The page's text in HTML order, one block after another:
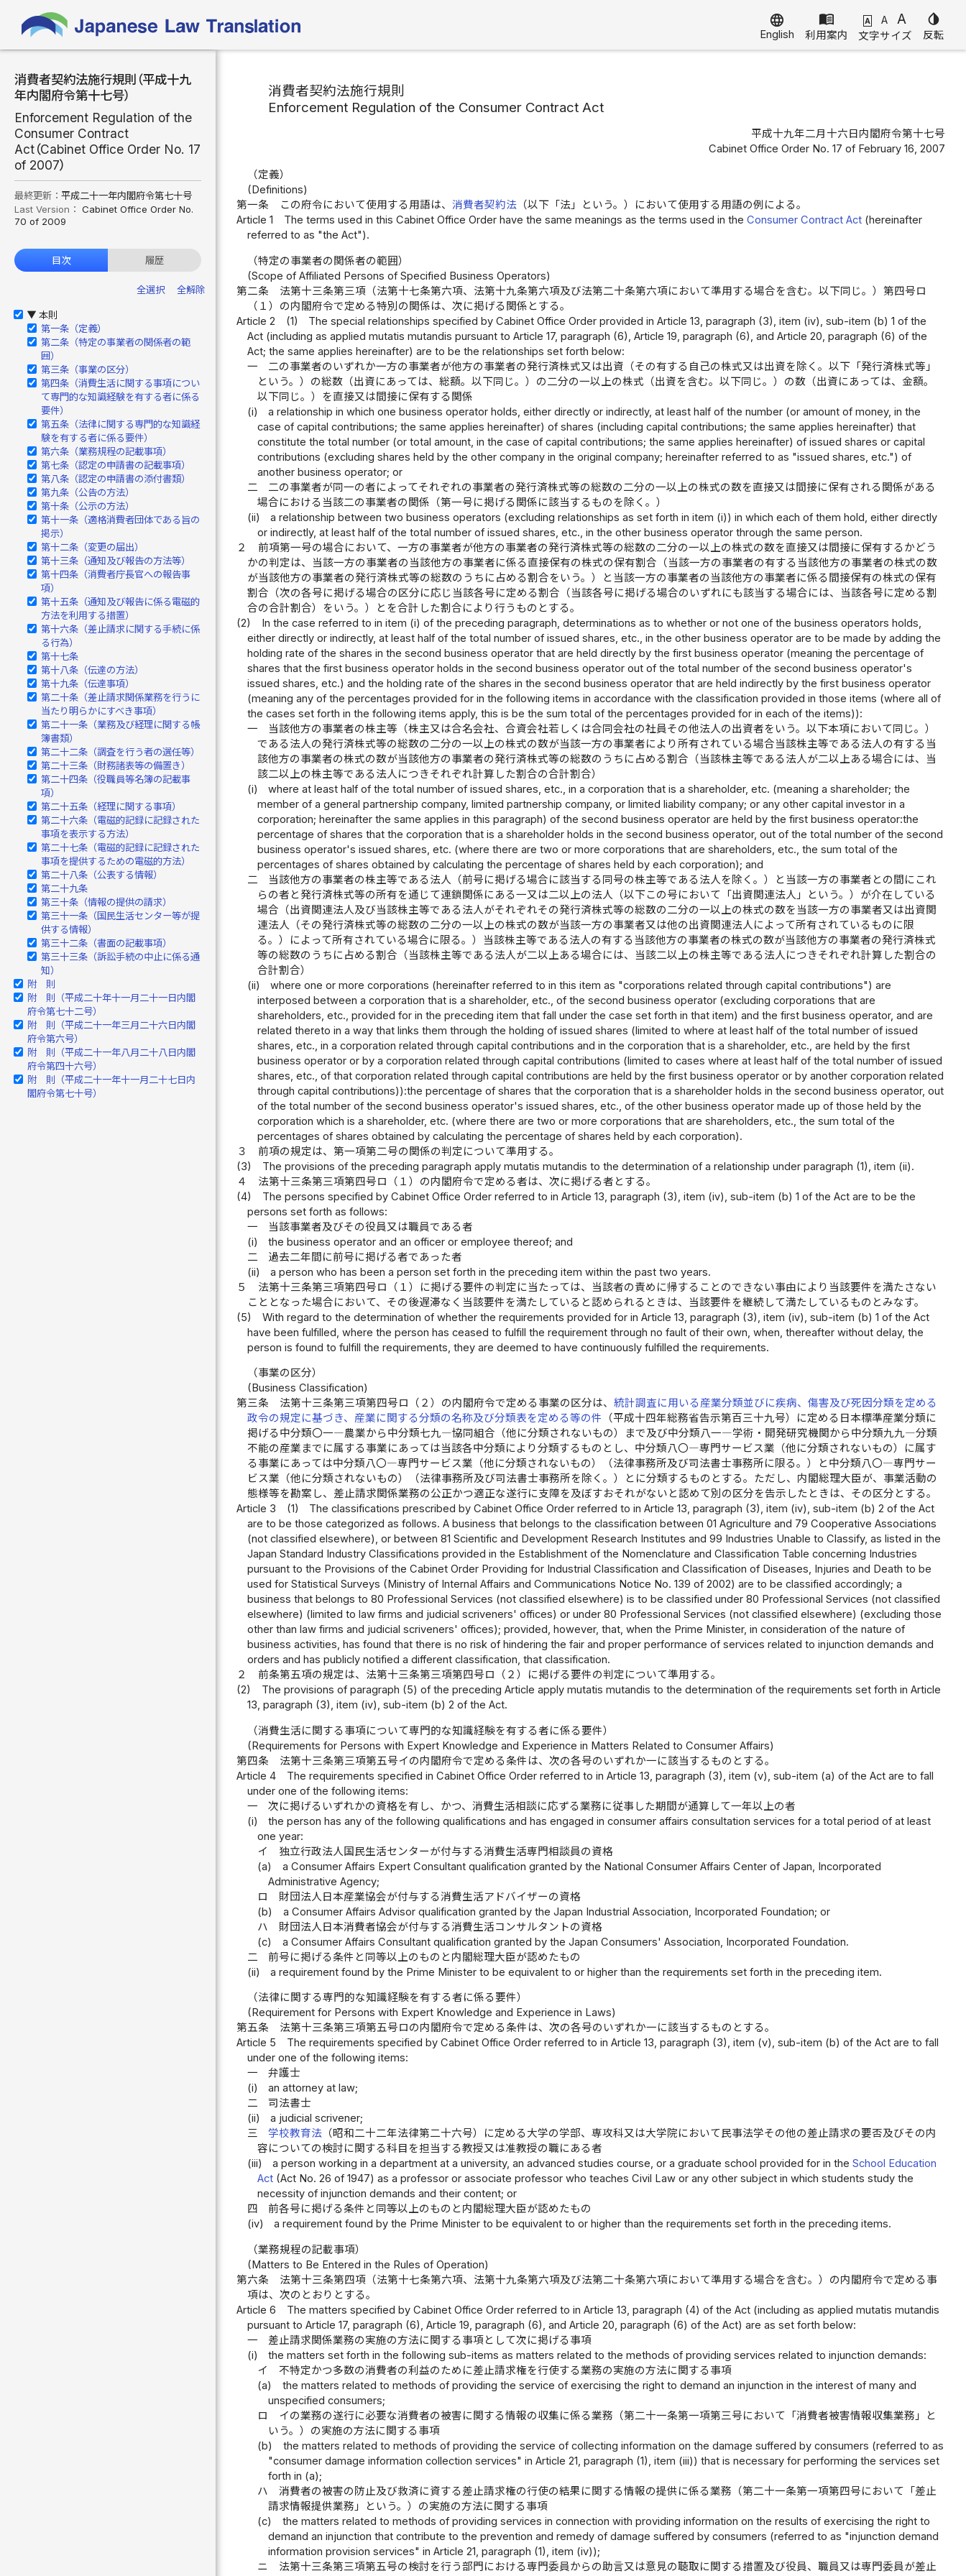
language
English
menu_book
利用案内
A A A
文字サイズ
invert_colors
反転
消費者契約法施行規則（平成十九
年内閣府令第十七号）
Enforcement Regulation of the
Consumer Contract
Act（Cabinet Office Order No. 17
of 2007）
最終更新： 平成二十一年内閣府令第七十号
Last Version： Cabinet Office Order No.
70 of 2009
目次 履歴
全選択 全解除
▶ 本則
第一条（定義）
第二条（特定の事業者の関係者の範
囲）
第三条（事業の区分）
第四条（消費生活に関する事項につい
て専門的な知識経験を有する者に係る
要件）
第五条（法律に関する専門的な知識経
験を有する者に係る要件）
第六条（業務規程の記載事項）
第七条（認定の申請書の記載事項）
第八条（認定の申請書の添付書類）
第九条（公告の方法）
第十条（公示の方法）
第十一条（適格消費者団体である旨の
掲示）
第十二条（変更の届出）
第十三条（通知及び報告の方法等）
第十四条（消費者庁長官への報告事
項）
第十五条（通知及び報告に係る電磁的
方法を利用する措置）
第十六条（差止請求に関する手続に係
る行為）
第十七条
第十八条（伝達の方法）
第十九条（伝達事項）
第二十条（差止請求関係業務を行うに
当たり明らかにすべき事項）
第二十一条（業務及び経理に関する帳
簿書類）
第二十二条（調査を行う者の選任等）
第二十三条（財務諸表等の備置き）
第二十四条（役職員等名簿の記載事
項）
第二十五条（経理に関する事項）
第二十六条（電磁的記録に記録された
事項を表示する方法）
第二十七条（電磁的記録に記録された
事項を提供するための電磁的方法）
第二十八条（公表する情報）
第二十九条
第三十条（情報の提供の請求）
第三十一条（国民生活センター等が提
供する情報）
第三十二条（書面の記載事項）
第三十三条（訴訟手続の中止に係る通
知）
附 則
附 則（平成二十年十一月二十一日内閣
府令第七十二号）
附 則（平成二十一年三月二十六日内閣
府令第六号）
附 則（平成二十一年八月二十八日内閣
府令第四十六号）
附 則（平成二十一年十一月二十七日内
閣府令第七十号）
消費者契約法施行規則
Enforcement Regulation of the Consumer Contract Act
平成十九年二月十六日内閣府令第十七号
Cabinet Office Order No. 17 of February 16, 2007
（定義）
(Definitions)
第一条
この府令において使用する用語は、 消費者契約法（以下「法」という。）において使用する用語の例による。
Article 1
The terms used in this Cabinet Office Order have the same meanings as the terms used in the Consumer Contract Act(hereinafter
referred to as "the Act").
（特定の事業者の関係者の範囲）
(Scope of Affiliated Persons of Specified Business Operators)
第二条
法第十三条第三項（法第十七条第六項、法第十九条第六項及び法第二十条第六項において準用する場合を含む。以下同じ。）第四号ロ
（１）の内閣府令で定める特別の関係は、次に掲げる関係とする。
Article 2
(1)
The special relationships specified by Cabinet Office Order provided in Article 13, paragraph (3), item (iv), sub-item (b) 1 of the
Act (including as applied mutatis mutandis pursuant to Article 17, paragraph (6), Article 19, paragraph (6), and Article 20, paragraph (6) of the
Act; the same applies hereinafter) are to be the relationships set forth below:
一
二の事業者のいずれか一方の事業者が他方の事業者の発行済株式又は出資（その有する自己の株式又は出資を除く。以下「発行済株式等」
という。）の総数（出資にあっては、総額。以下同じ。）の二分の一以上の株式（出資を含む。以下同じ。）の数（出資にあっては、金額。
以下同じ。）を直接又は間接に保有する関係
(i)
a relationship in which one business operator holds, either directly or indirectly, at least half of the number (or amount of money, in the
case of capital contributions; the same applies hereinafter) of shares (including capital contributions; the same applies hereinafter) that
constitute the total number (or total amount, in the case of capital contributions; the same applies hereinafter) of issued shares or capital
contributions (excluding shares held by the other company in the original company; hereinafter referred to as "issued shares, etc.") of
another business operator; or
二
二の事業者が同一の者によってそれぞれの事業者の発行済株式等の総数の二分の一以上の株式の数を直接又は間接に保有される関係がある
場合における当該二の事業者の関係（第一号に掲げる関係に該当するものを除く。）
(ii)
a relationship between two business operators (excluding relationships as set forth in item (i)) in which each of them hold, either directly
or indirectly, at least half of the total number of issued shares, etc., in the other business operator through the same person.
２
前項第一号の場合において、一方の事業者が他方の事業者の発行済株式等の総数の二分の一以上の株式の数を直接又は間接に保有するかどう
かの判定は、当該一方の事業者の当該他方の事業者に係る直接保有の株式の保有割合（当該一方の事業者の有する当該他方の事業者の株式の数
が当該他方の事業者の発行済株式等の総数のうちに占める割合をいう。）と当該一方の事業者の当該他方の事業者に係る間接保有の株式の保有
割合（次の各号に掲げる場合の区分に応じ当該各号に定める割合（当該各号に掲げる場合のいずれにも該当する場合には、当該各号に定める割
合の合計割合）をいう。）とを合計した割合により行うものとする。
(2)
In the case referred to in item (i) of the preceding paragraph, determinations as to whether or not one of the business operators holds,
either directly or indirectly, at least half of the total number of issued shares, etc., in the other business operator are to be made by adding the
holding rate of the shares in the second business operator that are held directly by the first business operator (meaning the percentage of
shares that the first business operator holds in the second business operator out of the total number of the second business operator's
issued shares, etc.) and the holding rate of the shares in the second business operator that are held indirectly by the first business operator
(meaning any of the percentages provided for in the following items in accordance with the classification provided in those items (where all of
the cases set forth in the following items apply, this is be the sum total of the percentages provided for in each of the items)):
一
当該他方の事業者の株主等（株主又は合名会社、合資会社若しくは合同会社の社員その他法人の出資者をいう。以下本項において同じ。）
である法人の発行済株式等の総数の二分の一以上の株式の数が当該一方の事業者により所有されている場合当該株主等である法人の有する当
該他方の事業者の株式の数が当該他方の事業者の発行済株式等の総数のうちに占める割合（当該株主等である法人が二以上ある場合には、当
該二以上の株主等である法人につきそれぞれ計算した割合の合計割合）
(i)
where at least half of the total number of issued shares, etc., in a corporation that is a shareholder, etc. (meaning a shareholder; the
member of a general partnership company, limited partnership company, or limited liability company; or any other capital investor in a
corporation; hereinafter the same applies in this paragraph) of the second business operator are held by the first business operator:the
percentage of shares that the corporation that is a shareholder holds in the second business operator, out of the total number of the second
business operator's issued shares, etc. (where there are two or more corporations that are shareholders, etc., the sum total of the
percentages of shares obtained by calculating the percentage of shares held by each corporation); and
二
当該他方の事業者の株主等である法人（前号に掲げる場合に該当する同号の株主等である法人を除く。）と当該一方の事業者との間にこれ
らの者と発行済株式等の所有を通じて連鎖関係にある一又は二以上の法人（以下この号において「出資関連法人」という。）が介在している
場合（出資関連法人及び当該株主等である法人がそれぞれその発行済株式等の総数の二分の一以上の株式の数を当該一方の事業者又は出資関
連法人（その発行済株式等の総数の二分の一以上の株式の数が当該一方の事業者又は他の出資関連法人によって所有されているものに限
る。）によって所有されている場合に限る。）当該株主等である法人の有する当該他方の事業者の株式の数が当該他方の事業者の発行済株式
等の総数のうちに占める割合（当該株主等である法人が二以上ある場合には、当該二以上の株主等である法人につきそれぞれ計算した割合の
合計割合）
(ii)
where one or more corporations (hereinafter referred to in this item as "corporations related through capital contributions") are
interposed between a corporation that is a shareholder, etc., of the second business operator (excluding corporations that are
shareholders, etc., provided for in the preceding item that fall under the case set forth in that item) and the first business operator, and are
related thereto in a way that links them through the holding of issued shares (limited to where at least half of the total number of issued
shares, etc., in a corporation related through capital contributions and in the corporation that is a shareholder, etc., are held by the first
business operator or by a corporation related through capital contributions (limited to cases where at least half of the total number of issued
shares, etc., of that corporation related through capital contributions are held by the first business operator or by another corporation related
through capital contributions)):the percentage of shares that the corporation that is a shareholder holds in the second business operator, out
of the total number of the second business operator's issued shares, etc., of the other business operator made up of those held by the
corporation which is a shareholder, etc. (where there are two or more corporations that are shareholders, etc., the sum total of the
percentages of shares obtained by calculating the percentage of shares held by each corporation).
３
前項の規定は、第一項第二号の関係の判定について準用する。
(3)
The provisions of the preceding paragraph apply mutatis mutandis to the determination of a relationship under paragraph (1), item (ii).
４
法第十三条第三項第四号ロ（１）の内閣府令で定める者は、次に掲げる者とする。
(4)
The persons specified by Cabinet Office Order referred to in Article 13, paragraph (3), item (iv), sub-item (b) 1 of the Act are to be the
persons set forth as follows:
一
当該事業者及びその役員又は職員である者
(i)
the business operator and an officer or employee thereof; and
二
過去二年間に前号に掲げる者であった者
(ii)
a person who has been a person set forth in the preceding item within the past two years.
５
法第十三条第三項第四号ロ（１）に掲げる要件の判定に当たっては、当該者の責めに帰することのできない事由により当該要件を満たさない
こととなった場合において、その後遅滞なく当該要件を満たしていると認められるときは、当該要件を継続して満たしているものとみなす。
(5)
With regard to the determination of whether the requirements provided for in Article 13, paragraph (3), item (iv), sub-item (b) 1 of the Act
have been fulfilled, where the person has ceased to fulfill the requirement through no fault of their own, when, thereafter without delay, the
person is found to fulfill the requirements, they are deemed to have continuously fulfilled the requirements.
（事業の区分）
(Business Classification)
第三条
法第十三条第三項第四号ロ（２）の内閣府令で定める事業の区分は、 統計調査に用いる産業分類並びに疾病、傷害及び死因分類を定める
政令の規定に基づき、産業に関する分類の名称及び分類表を定める等の件 （平成十四年総務省告示第百三十九号）に定める日本標準産業分類に
掲げる中分類〇一―農業から中分類七九―協同組合（他に分類されないもの）まで及び中分類八一―学術・開発研究機関から中分類九九―分類
不能の産業までに属する事業にあっては当該各中分類により分類するものとし、中分類八〇―専門サービス業（他に分類されないもの）に属す
る事業にあっては中分類八〇―専門サービス業（他に分類されないもの）（法律事務所及び司法書士事務所に限る。）と中分類八〇―専門サー
ビス業（他に分類されないもの）（法律事務所及び司法書士事務所を除く。）とに分類するものとする。ただし、内閣総理大臣が、事業活動の
態様等を勘案し、差止請求関係業務の公正かつ適正な遂行に支障を及ぼすおそれがないと認めて別の区分を告示したときは、その区分とする。
Article 3
(1)
The classifications prescribed by Cabinet Office Order referred to in Article 13, paragraph (3), item (iv), sub-item (b) 2 of the Act
are to be those categorized as follows. A business that belongs to the classification between 01 Agriculture and 79 Cooperative Associations
(not classified elsewhere), or between 81 Scientific and Development Research Institutes and 99 Industries Unable to Classify, as listed in the
Japan Standard Industry Classifications provided in the Establishment of the Nomenclature and Classification Table concerning Industries
pursuant to the Provisions of the Cabinet Order Providing for Industrial Classification and Classification of Diseases, Injuries and Death to be
used for Statistical Surveys (Ministry of Internal Affairs and Communications Notice No. 139 of 2002) are to be classified accordingly; a
business that belongs to 80 Professional Services (not classified elsewhere) is to be classified under 80 Professional Services (not classified
elsewhere) (limited to law firms and judicial scriveners' offices) or under 80 Professional Services (not classified elsewhere) (excluding those
other than law firms and judicial scriveners' offices); provided, however, that, when the Prime Minister, in consideration of the nature of
business activities, has found that there is no risk of hindering the fair and proper performance of services related to injunction demands and
orders and has publicly notified a different classification, that classification.
２
前条第五項の規定は、法第十三条第三項第四号ロ（２）に掲げる要件の判定について準用する。
(2)
The provisions of paragraph (5) of the preceding Article apply mutatis mutandis to the determination of the requirements set forth in Article
13, paragraph (3), item (iv), sub-item (b) 2 of the Act.
（消費生活に関する事項について専門的な知識経験を有する者に係る要件）
(Requirements for Persons with Expert Knowledge and Experience in Matters Related to Consumer Affairs)
第四条
法第十三条第三項第五号イの内閣府令で定める条件は、次の各号のいずれか一に該当するものとする。
Article 4
The requirements specified in Cabinet Office Order referred to in Article 13, paragraph (3), item (v), sub-item (a) of the Act are to fall
under one of the following items:
一
次に掲げるいずれかの資格を有し、かつ、消費生活相談に応ずる業務に従事した期間が通算して一年以上の者
(i)
the person has any of the following qualifications and has engaged in consumer affairs consultation services for a total period of at least
one year:
イ
独立行政法人国民生活センターが付与する消費生活専門相談員の資格
(a)
a Consumer Affairs Expert Consultant qualification granted by the National Consumer Affairs Center of Japan, Incorporated
Administrative Agency;
ロ
財団法人日本産業協会が付与する消費生活アドバイザーの資格
(b)
a Consumer Affairs Advisor qualification granted by the Japan Industrial Association, Incorporated Foundation; or
ハ
財団法人日本消費者協会が付与する消費生活コンサルタントの資格
(c)
a Consumer Affairs Consultant qualification granted by the Japan Consumers' Association, Incorporated Foundation.
二
前号に掲げる条件と同等以上のものと内閣総理大臣が認めたもの
(ii)
a requirement found by the Prime Minister to be equivalent to or higher than the requirements set forth in the preceding item.
（法律に関する専門的な知識経験を有する者に係る要件）
(Requirement for Persons with Expert Knowledge and Experience in Laws)
第五条
法第十三条第三項第五号ロの内閣府令で定める条件は、次の各号のいずれか一に該当するものとする。
Article 5
The requirements specified by Cabinet Office Order referred to in Article 13, paragraph (3), item (v), sub-item (b) of the Act are to fall
under one of the following items:
一
弁護士
(i)
an attorney at law;
二
司法書士
(ii)
a judicial scrivener;
三
学校教育法 （昭和二十二年法律第二十六号）に定める大学の学部、専攻科又は大学院において民事法学その他の差止請求の要否及びその内
容についての検討に関する科目を担当する教授又は准教授の職にある者
(iii)
a person working in a department at a university, an advanced studies course, or a graduate school provided for in theSchool Education
Act (Act No. 26 of 1947) as a professor or associate professor who teaches Civil Law or any other subject in which students study the
necessity of injunction demands and their content; or
四
前各号に掲げる条件と同等以上のものと内閣総理大臣が認めたもの
(iv)
a requirement found by the Prime Minister to be equivalent to or higher than the requirements set forth in the preceding items.
（業務規程の記載事項）
(Matters to Be Entered in the Rules of Operation)
第六条
法第十三条第四項（法第十七条第六項、法第十九条第六項及び法第二十条第六項において準用する場合を含む。）の内閣府令で定める事
項は、次のとおりとする。
Article 6
The matters specified by Cabinet Office Order referred to in Article 13, paragraph (4) of the Act (including as applied mutatis mutandis
pursuant to Article 17, paragraph (6), Article 19, paragraph (6), and Article 20, paragraph (6) of the Act) are as set forth below:
一
差止請求関係業務の実施の方法に関する事項として次に掲げる事項
(i)
the matters set forth in the following sub-items as matters related to the methods of providing services related to injunction demands:
イ
不特定かつ多数の消費者の利益のために差止請求権を行使する業務の実施の方法に関する事項
(a)
the matters related to methods of providing the service of exercising the right to demand an injunction in the interest of many and
unspecified consumers;
ロ
イの業務の遂行に必要な消費者の被害に関する情報の収集に係る業務（第二十一条第一項第三号において「消費者被害情報収集業務」と
いう。）の実施の方法に関する事項
(b)
the matters related to methods of providing the service of collecting information on the damage suffered by consumers (referred to as
"consumer damage information collection services" in Article 21, paragraph (1), item (iii)) that is necessary for performing the services set
forth in (a);
ハ
消費者の被害の防止及び救済に資する差止請求権の行使の結果に関する情報の提供に係る業務（第二十一条第一項第四号において「差止
請求情報提供業務」という。）の実施の方法に関する事項
(c)
the matters related to methods of providing services in connection with providing information on the results of exercising the right to
demand an injunction that contribute to the prevention and remedy of damage suffered by consumers (referred to as "injunction demand
information provision services" in Article 21, paragraph (1), item (iv));
ニ
法第十三条第三項第五号の検討を行う部門における専門委員からの助言又は意見の聴取に関する措置及び役員、職員又は専門委員が差止